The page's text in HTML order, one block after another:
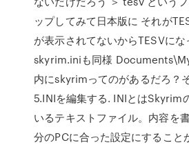
ップしてみて日本版に それが
が表示されてないからTESVにな
skyrim.iniも同様
内にskyrimってのがあるだろ？
5.INIを編集する. INIとはSkyrim
いるテキストファイル。内容を
分のPCに合った設定にすること